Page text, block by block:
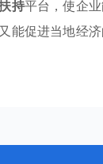
持平台，使企
能促进当地经